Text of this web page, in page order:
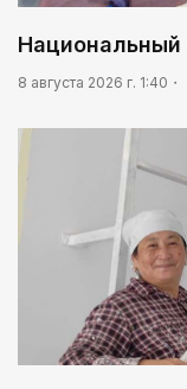
Национальный
8 августа 2026 г. 1:40